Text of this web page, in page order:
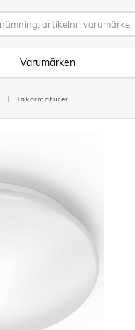
Varumärken
Takarmaturer